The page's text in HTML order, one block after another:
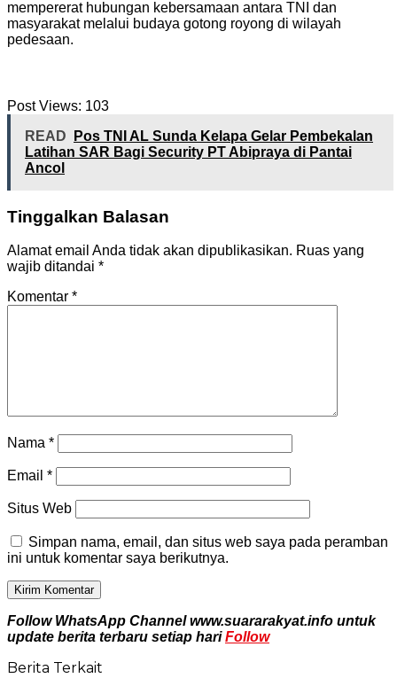
mempererat hubungan kebersamaan antara TNI dan
masyarakat melalui budaya gotong royong di wilayah
pedesaan.
Post Views: 103
READ
Pos TNI AL Sunda Kelapa Gelar Pembekalan
Latihan SAR Bagi Security PT Abipraya di Pantai
Ancol
Tinggalkan Balasan
Alamat email Anda tidak akan dipublikasikan. Ruas yang
wajib ditandai *
Komentar *
Nama *
Email *
Situs Web
Simpan nama, email, dan situs web saya pada peramban
ini untuk komentar saya berikutnya.
Follow WhatsApp Channel www.suararakyat.info untuk
update berita terbaru setiap hariFollow
Berita Terkait